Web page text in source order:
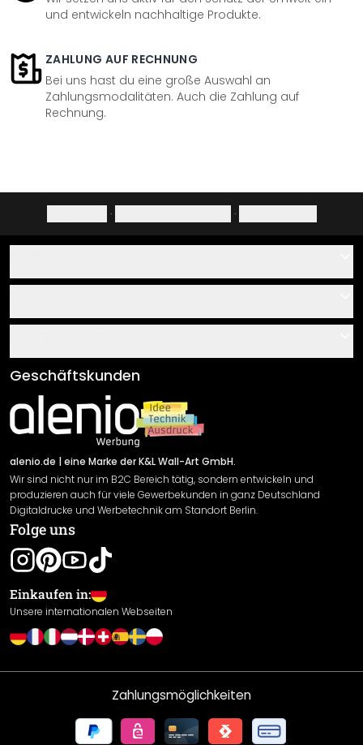
und entwickeln nachhaltige Produkte.
ZAHLUNG AUF RECHNUNG
Bei uns hast du eine große Auswahl an
Zahlungsmodalitäten. Auch die Zahlung auf
Rechnung.
· ·
Über uns
Klebe- und Montageanleitungen
Newsletter An-/Abmeldung
Sendungsverfolgung
AGB
Impressum
Versand & Zahlung
Rücksendung
Widerrufsrecht
Datenschutzerklärung
Gewährleistung
Leistungserklärung / CE-Zeichen
Cookie Einstellungen
Geschäftskunden
alenio.de | eine Marke der K&L Wall-Art GmbH.
Wir sind nicht nur im B2C Bereich tätig, sondern entwickeln und
produzieren auch für viele Gewerbekunden in ganz Deutschland
Digitaldrucke und Werbetechnik am Standort Berlin.
Folge uns
Einkaufen in:
Unsere internationalen Webseiten
Zahlungsmöglichkeiten